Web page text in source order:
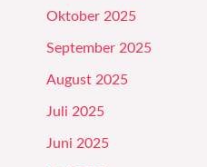
Oktober 2025
September 2025
August 2025
Juli 2025
Juni 2025